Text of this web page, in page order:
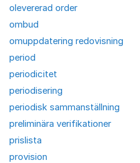
olevererad order
ombud
omuppdatering redovisning
period
periodicitet
periodisering
periodisk sammanställning
preliminära verifikationer
prislista
provision